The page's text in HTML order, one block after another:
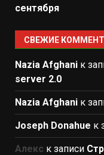
сентября
СВЕЖИЕ
Nazia Afghani к
server 2.0
Nazia Afghani к
Joseph Donahue к
Алекс к записи